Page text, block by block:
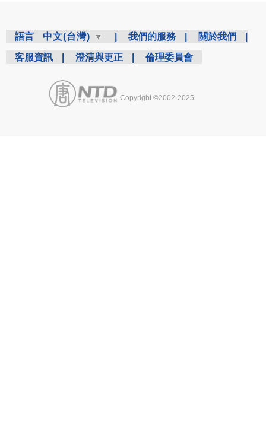
語言 中文(台灣) 我們的服務 關於我們
客服資訊 澄清與更正 倫理委員會
Copyright ©2002-2025